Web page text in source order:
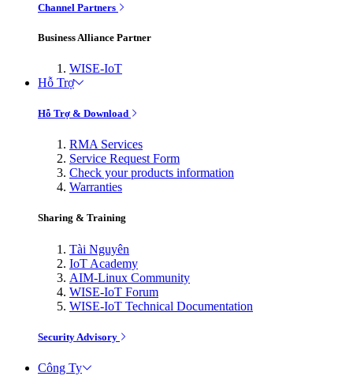
Channel Partners
Business Alliance Partner
WISE-IoT
Hỗ Trợ
Hỗ Trợ & Download
RMA Services
Service Request Form
Check your products information
Warranties
Sharing & Training
Tài Nguyên
IoT Academy
AIM-Linux Community
WISE-IoT Forum
WISE-IoT Technical Documentation
Security Advisory
Công Ty